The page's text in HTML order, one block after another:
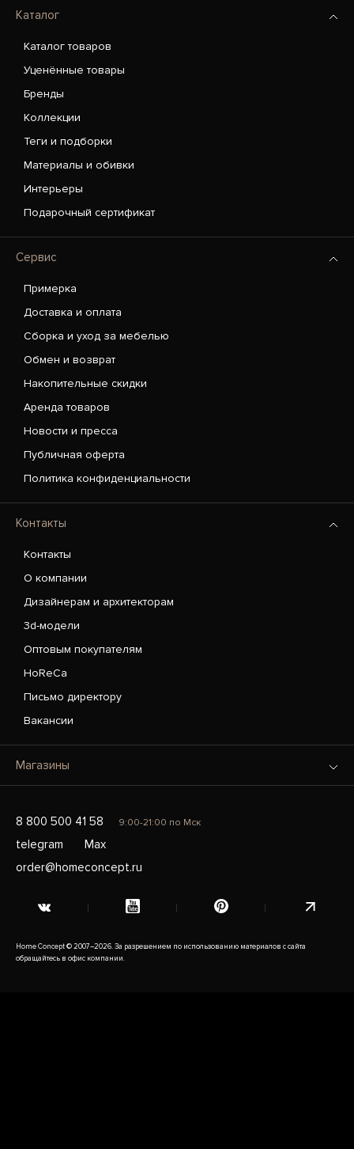
Каталог
Каталог товаров
Уценённые товары
Бренды
Коллекции
Теги и подборки
Материалы и обивки
Интерьеры
Подарочный сертификат
Сервис
Примерка
Доставка и оплата
Сборка и уход за мебелью
Обмен и возврат
Накопительные скидки
Аренда товаров
Новости и пресса
Публичная оферта
Политика конфиденциальности
Контакты
Контакты
О компании
Дизайнерам и архитекторам
3d-модели
Оптовым покупателям
HoReCa
Письмо директору
Вакансии
Магазины
8 800 500 41 58 9:00-21:00 по Мск
telegram
Max
order@homeconcept.ru
Home Concept © 2007–2026. За разрешением по использованию материалов с сайта
обращайтесь в офис компании.